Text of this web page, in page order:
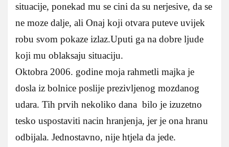
situacije, ponekad mu se cini da su nerjesive, da se
ne moze dalje, ali Onaj koji otvara puteve uvijek
robu svom pokaze izlaz.Uputi ga na dobre ljude
koji mu oblaksaju situaciju.
Oktobra 2006. godine moja rahmetli majka je
dosla iz bolnice poslije prezivljenog mozdanog
udara. Tih prvih nekoliko dana bilo je izuzetno
tesko uspostaviti nacin hranjenja, jer je ona hranu
odbijala. Jednostavno, nije htjela da jede.